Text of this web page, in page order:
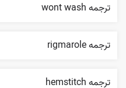
ترجمه wont wash
ترجمه rigmarole
ترجمه hemstitch